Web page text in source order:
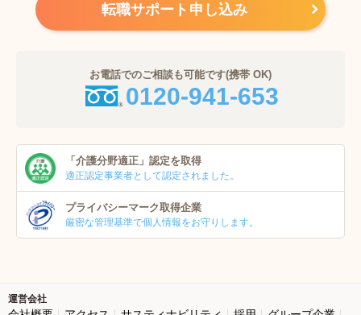
転職サポート申し込み
お電話でのご相談も可能です(携帯 OK)
0120-941-653
「介護分野適正」 認定を取得
適正認定事業者として認定されました。
プライバシーマーク取得企業
厳密な管理基準で個人情報をお守りします。
運営会社